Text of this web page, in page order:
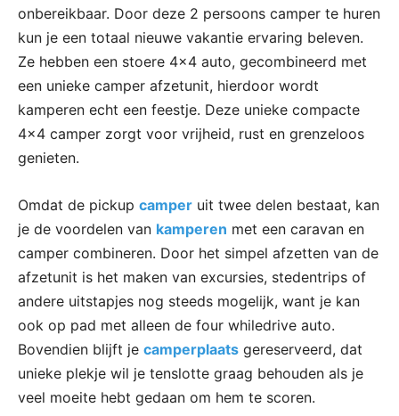
onbereikbaar. Door deze 2 persoons camper te huren
kun je een totaal nieuwe vakantie ervaring beleven.
Ze hebben een stoere 4×4 auto, gecombineerd met
een unieke camper afzetunit, hierdoor wordt
kamperen echt een feestje. Deze unieke compacte
4×4 camper zorgt voor vrijheid, rust en grenzeloos
genieten.
Omdat de pickup camper uit twee delen bestaat, kan
je de voordelen van kamperen met een caravan en
camper combineren. Door het simpel afzetten van de
afzetunit is het maken van excursies, stedentrips of
andere uitstapjes nog steeds mogelijk, want je kan
ook op pad met alleen de four whiledrive auto.
Bovendien blijft je camperplaats gereserveerd, dat
unieke plekje wil je tenslotte graag behouden als je
veel moeite hebt gedaan om hem te scoren.